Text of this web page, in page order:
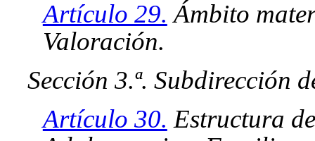
Artículo 29. Ámbito
Valoración.
Sección 3.ª. Subdirección
Artículo 30. Estructura